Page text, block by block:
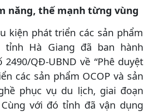
năng, thế mạnh từng vùng
kiện phát triển các sản phẩm
tỉnh Hà Giang đã ban hành
QĐ-UBND về “Phê duyệt
các sản phẩm OCOP và sản
phục vụ du lịch, giai đoạn
Cùng với đó tỉnh đã vận dụng